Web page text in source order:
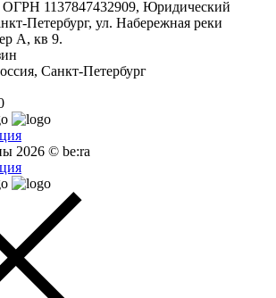
1137847432909, Юридический
Петербург, ул. Набережная реки
А, кв 9.
Санкт-Петербург
2026 © be:ra